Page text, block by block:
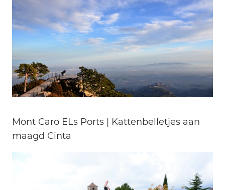
Mont Caro ELs Ports | Kattenbelletjes aan
maagd Cinta